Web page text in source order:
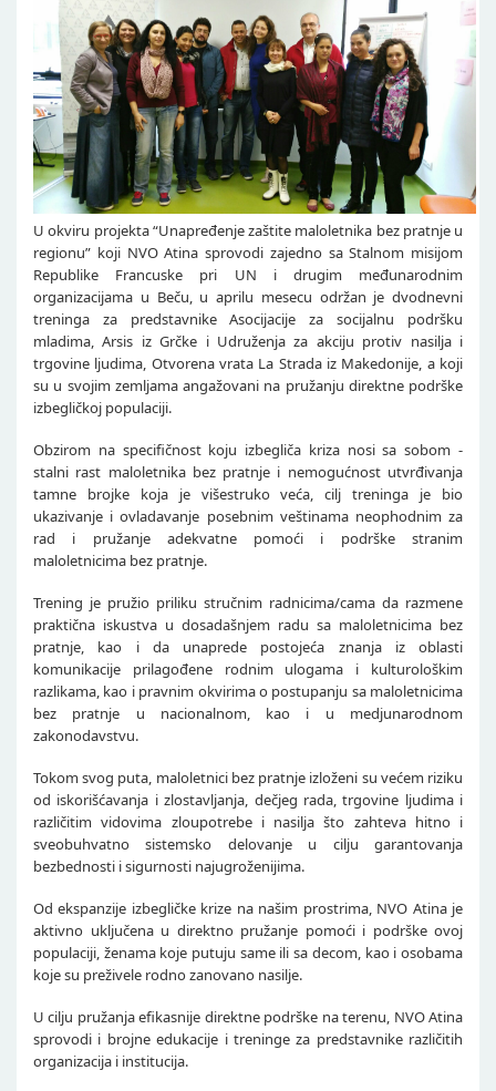
U okviru projekta “Unapređenje zaštite maloletnika bez pratnje u
regionu” koji NVO Atina sprovodi zajedno sa Stalnom misijom
Republike Francuske pri UN i drugim međunarodnim
organizacijama u Beču, u aprilu mesecu održan je dvodnevni
treninga za predstavnike Asocijacije za socijalnu podršku
mladima, Arsis iz Grčke i Udruženja za akciju protiv nasilja i
trgovine ljudima, Otvorena vrata La Strada iz Makedonije, a koji
su u svojim zemljama angažovani na pružanju direktne podrške
izbegličkoj populaciji.
Obzirom na specifičnost koju izbegliča kriza nosi sa sobom -
stalni rast maloletnika bez pratnje i nemogućnost utvrđivanja
tamne brojke koja je višestruko veća, cilj treninga je bio
ukazivanje i ovladavanje posebnim veštinama neophodnim za
rad i pružanje adekvatne pomoći i podrške stranim
maloletnicima bez pratnje.
Trening je pružio priliku stručnim radnicima/cama da razmene
praktična iskustva u dosadašnjem radu sa maloletnicima bez
pratnje, kao i da unaprede postojeća znanja iz oblasti
komunikacije prilagođene rodnim ulogama i kulturološkim
razlikama, kao i pravnim okvirima o postupanju sa maloletnicima
bez pratnje u nacionalnom, kao i u medjunarodnom
zakonodavstvu.
Tokom svog puta, maloletnici bez pratnje izloženi su većem riziku
od iskorišćavanja i zlostavljanja, dečjeg rada, trgovine ljudima i
različitim vidovima zloupotrebe i nasilja što zahteva hitno i
sveobuhvatno sistemsko delovanje u cilju garantovanja
bezbednosti i sigurnosti najugroženijima.
Od ekspanzije izbegličke krize na našim prostrima, NVO Atina je
aktivno uključena u direktno pružanje pomoći i podrške ovoj
populaciji, ženama koje putuju same ili sa decom, kao i osobama
koje su preživele rodno zanovano nasilje.
U cilju pružanja efikasnije direktne podrške na terenu, NVO Atina
sprovodi i brojne edukacije i treninge za predstavnike različitih
organizacija i institucija.